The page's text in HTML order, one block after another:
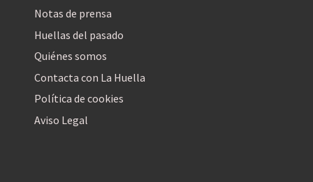
Notas de prensa
Huellas del pasado
Quiénes somos
Contacta con La Huella
Política de cookies
Aviso Legal